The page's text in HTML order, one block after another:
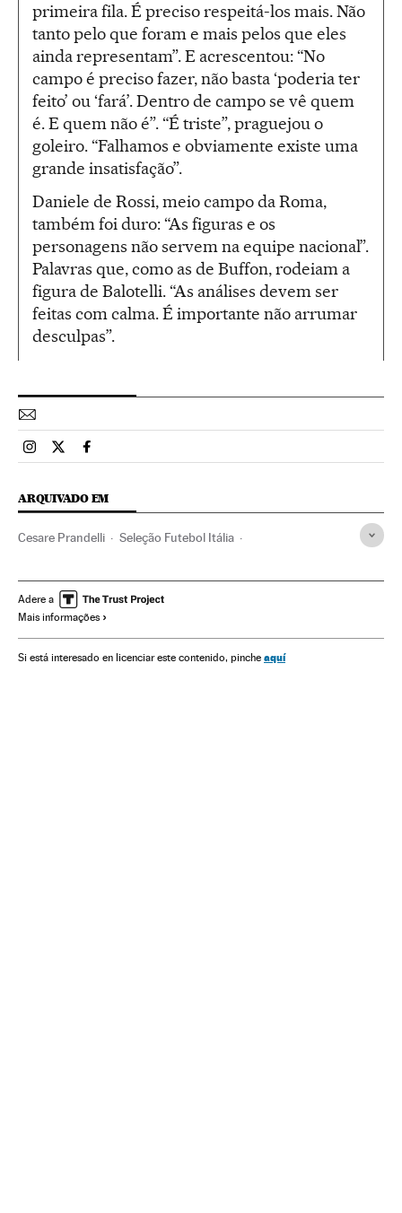
primeira fila. É preciso respeitá-los mais. Não
tanto pelo que foram e mais pelos que eles
ainda representam”. E acrescentou: “No
campo é preciso fazer, não basta ‘poderia ter
feito’ ou ‘fará’. Dentro de campo se vê quem
é. E quem não é”. “É triste”, praguejou o
goleiro. “Falhamos e obviamente existe uma
grande insatisfação”.
Daniele de Rossi, meio campo da Roma,
também foi duro: “As figuras e os
personagens não servem na equipe nacional”.
Palavras que, como as de Buffon, rodeiam a
figura de Balotelli. “As análises devem ser
feitas com calma. É importante não arrumar
desculpas”.
Esportes El País Brasil en Instagram
Esportes El País Brasil en Twitter
Esportes El País Brasil en Facebook
ARQUIVADO EM
Cesare Prandelli Seleção Futebol Itália
Copa do mundo Campeonato mundial
Selección italiana
Adere a
Mais informações
Si está interesado en licenciar este contenido, pinche aquí